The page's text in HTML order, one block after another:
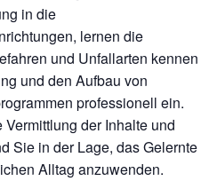
in die
lernen die
und Unfallarten kennen
und den Aufbau von
professionell ein.
der Inhalte und
Sie in der Lage, das Gelernte
Alltag anzuwenden.